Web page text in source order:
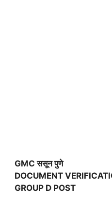
GMC ससून पुणे
DOCUMENT
GROUP D POST